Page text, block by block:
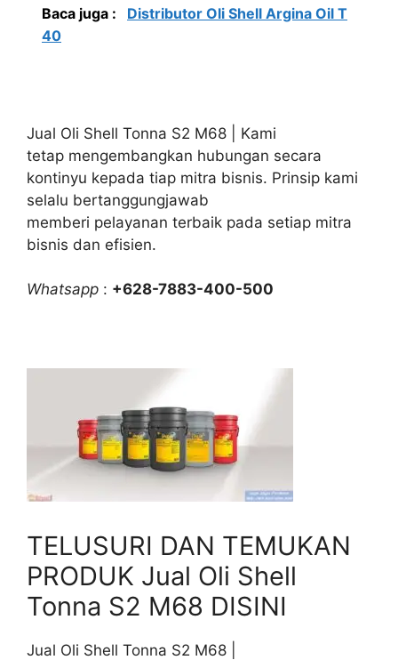
Baca juga :
Distributor Oli Shell Argina Oil T
40
Jual Oli Shell Tonna S2 M68 | Kami
tetap mengembangkan hubungan secara
kontinyu kepada tiap mitra bisnis. Prinsip kami
selalu bertanggungjawab
memberi pelayanan terbaik pada setiap mitra
bisnis dan efisien.
Whatsapp : +628-7883-400-500
TELUSURI DAN TEMUKAN
PRODUK Jual Oli Shell
Tonna S2 M68 DISINI
Jual Oli Shell Tonna S2 M68 |